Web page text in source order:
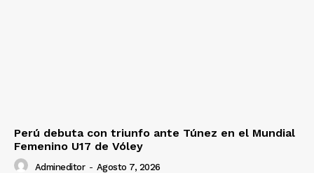
Perú debuta con triunfo ante Túnez en el Mundial
Femenino U17 de Vóley
Admineditor - Agosto 7, 2026